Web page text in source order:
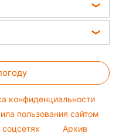
конфиденциальности
пользования сайтом
Архив